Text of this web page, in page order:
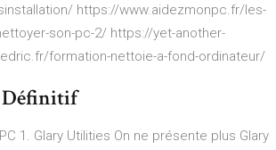
https://www.aidezmonpc.fr/les-
son-pc-2/ https://yet-another-
formation-nettoie-a-fond-ordinateur/
Définitif
1. Glary Utilities On ne présente plus Glary